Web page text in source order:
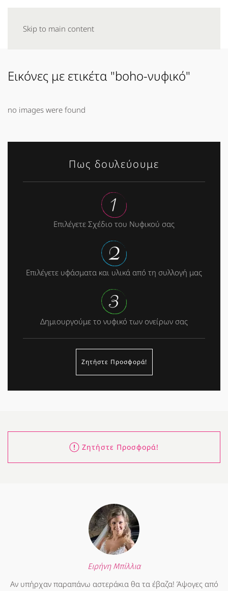
Skip to main content
Εικόνες με ετικέτα "boho-νυφικό"
no images were found
Πως δουλεύουμε
Επιλέγετε Σχέδιο του Νυφικού σας
Επιλέγετε υφάσματα και υλικά από τη συλλογή μας
Δημιουργούμε το νυφικό των ονείρων σας
Ζητήστε Προσφορά!
Ζητήστε Προσφορά!
Ειρήνη Μπίλλια
Αν υπήρχαν παραπάνω αστεράκια θα τα έβαζα! Άψογες από